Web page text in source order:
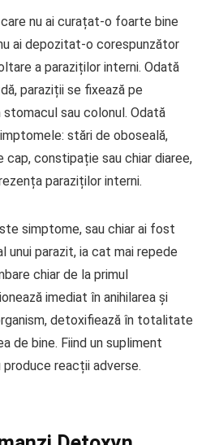
nu ai curațat-o foarte bine
ai depozitat-o corespunzător
a paraziților interni. Odată
paraziții se fixează pe
sau colonul. Odată
stări de oboseală,
constipație sau chiar diaree,
paraziților interni.
simptome, sau chiar ai fost
parazit, ia cat mai repede
chiar de la primul
imediat în anihilarea și
detoxifiează în totalitate
de bine. Fiind un supliment
reacții adverse.